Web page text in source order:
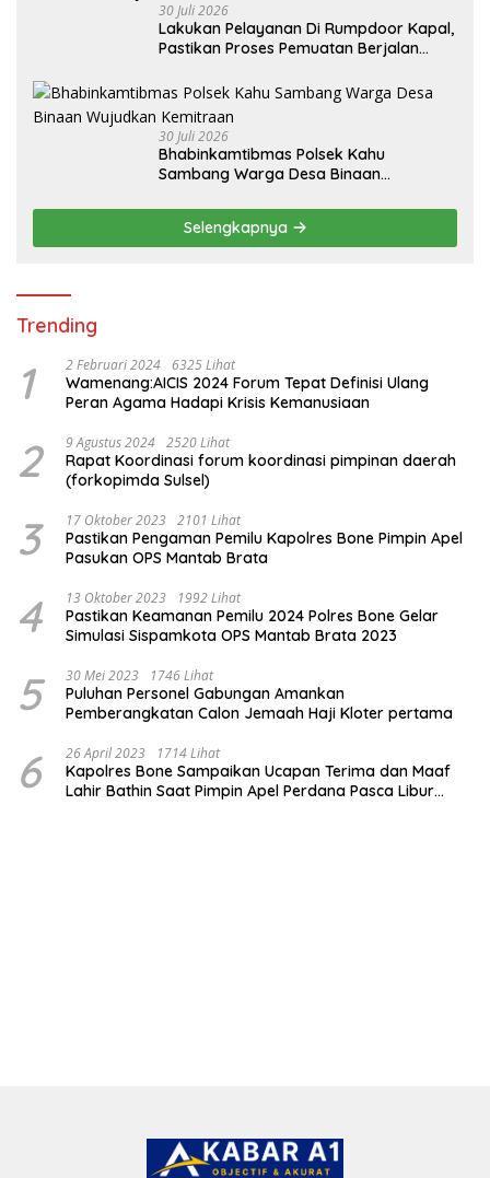
30 Juli 2026
Lakukan Pelayanan Di Rumpdoor Kapal,
Pastikan Proses Pemuatan Berjalan
30 Juli 2026
Bhabinkamtibmas Polsek Kahu
Sambang Warga Desa Binaan
Selengkapnya
Trending
1 2 Februari 2024 6325 Lihat
Wamenang:AICIS 2024 Forum Tepat Definisi Ulang
Peran Agama Hadapi Krisis Kemanusiaan
2 9 Agustus 2024 2520 Lihat
Rapat Koordinasi forum koordinasi pimpinan daerah
(forkopimda Sulsel)
3 17 Oktober 2023 2101 Lihat
Pastikan Pengaman Pemilu Kapolres Bone Pimpin Apel
Pasukan OPS Mantab Brata
4 13 Oktober 2023 1992 Lihat
Pastikan Keamanan Pemilu 2024 Polres Bone Gelar
Simulasi Sispamkota OPS Mantab Brata 2023
5 30 Mei 2023 1746 Lihat
Puluhan Personel Gabungan Amankan
Pemberangkatan Calon Jemaah Haji Kloter pertama
6 26 April 2023 1714 Lihat
Kapolres Bone Sampaikan Ucapan Terima dan Maaf
Lahir Bathin Saat Pimpin Apel Perdana Pasca Libur